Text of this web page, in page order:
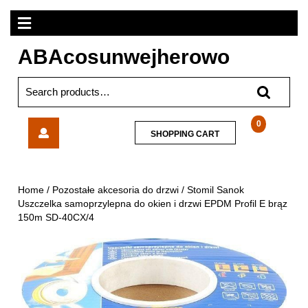
Skip
content
Open
Menu
ABAcosunwejherowo
for:
okien
EPDM
Profil
E
brąz
150m
0
SHOPPING CARTSHOPPING
CART
Home / Pozostałe akcesoria do drzwi / Stomil Sanok
Uszczelka samoprzylepna do okien i drzwi EPDM Profil E brąz
150m SD-40CX/4